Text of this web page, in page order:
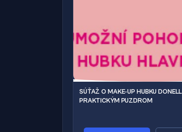
SÚŤAŽ O MAKE-UP HUBKU
PRAKTICKÝM PUZDROM